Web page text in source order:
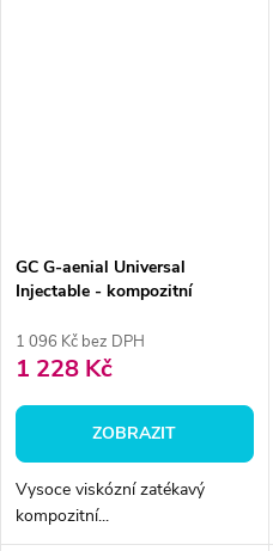
GC G-aenial Universal
Injectable - kompozitní
1 096 Kč bez DPH
1 228 Kč
ZOBRAZIT
Vysoce viskózní zatékavý
kompozitní...